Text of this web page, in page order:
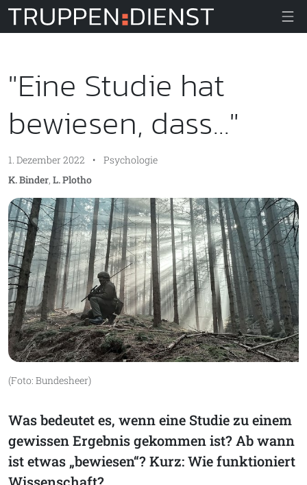
Truppendienst
"Eine Studie hat
bewiesen, dass..."
1. Dezember 2022 •
Psychologie
K. Binder, L. Plotho
(Foto: Bundesheer)
Was bedeutet es, wenn eine Studie zu einem
gewissen Ergebnis gekommen ist? Ab wann
ist etwas „bewiesen“? Kurz: Wie funktioniert
Wissenschaft?